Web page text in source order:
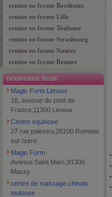
remise en forme Bordeaux
remise en forme Lille
remise en forme Toulouse
remise en forme Strasbourg
remise en forme Nantes
remise en forme Rennes
nouveaux lieux
Magic Form Limoux
16, avenue du pont de
France,11300 Limoux
Centre equinoxe
27 rue palestro,26100 Romans
sur Isère
Magic Form
Avenue Saint Marc,91300
Massy
centre de massage chinois
toulouse